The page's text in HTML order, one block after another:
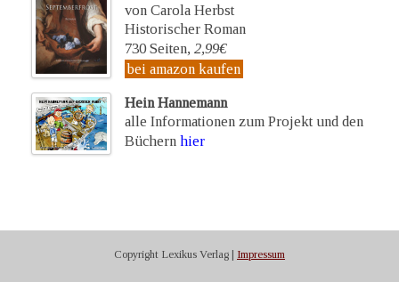
von Carola Herbst
Historischer Roman
730 Seiten, 2,99€
bei amazon kaufen
Hein Hannemann
alle Informationen zum Projekt und den
Büchern hier
Copyright Lexikus Verlag | Impressum